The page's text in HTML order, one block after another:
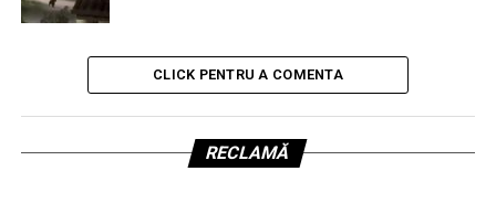
CLICK PENTRU A COMENTA
RECLAMĂ